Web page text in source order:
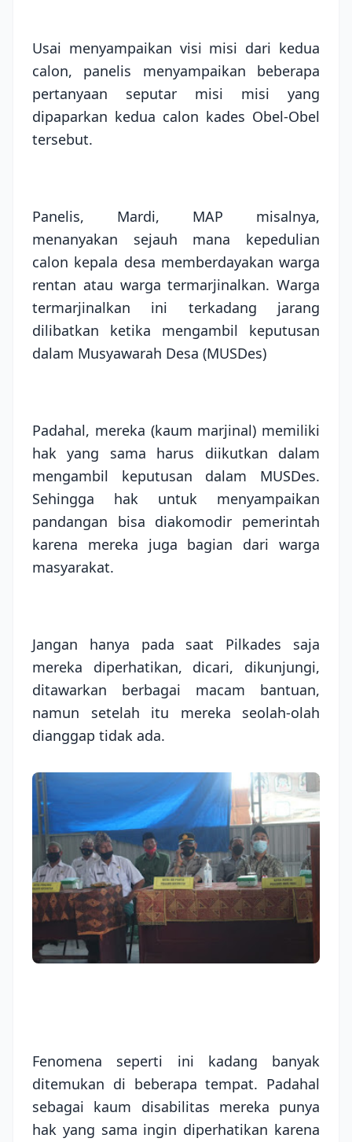
Usai menyampaikan visi misi dari kedua
calon, panelis menyampaikan beberapa
pertanyaan seputar misi misi yang
dipaparkan kedua calon kades Obel-Obel
tersebut.
Panelis, Mardi, MAP misalnya,
menanyakan sejauh mana kepedulian
calon kepala desa memberdayakan warga
rentan atau warga termarjinalkan. Warga
termarjinalkan ini terkadang jarang
dilibatkan ketika mengambil keputusan
dalam Musyawarah Desa (MUSDes)
Padahal, mereka (kaum marjinal) memiliki
hak yang sama harus diikutkan dalam
mengambil keputusan dalam MUSDes.
Sehingga hak untuk menyampaikan
pandangan bisa diakomodir pemerintah
karena mereka juga bagian dari warga
masyarakat.
Jangan hanya pada saat Pilkades saja
mereka diperhatikan, dicari, dikunjungi,
ditawarkan berbagai macam bantuan,
namun setelah itu mereka seolah-olah
dianggap tidak ada.
Fenomena seperti ini kadang banyak
ditemukan di beberapa tempat. Padahal
sebagai kaum disabilitas mereka punya
hak yang sama ingin diperhatikan karena